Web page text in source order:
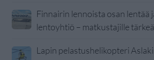
Finnairin lennoista osan lentää
lentoyhtiö – matkustajille
Lapin pelastushelikopteri